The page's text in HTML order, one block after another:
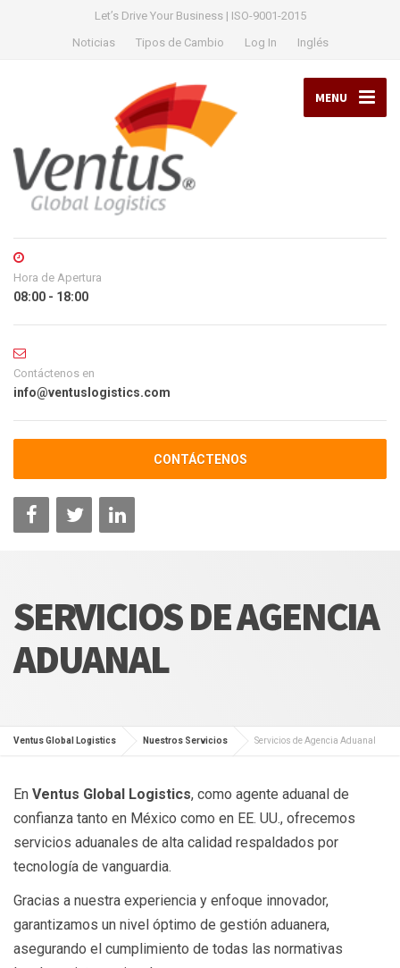
Let’s Drive Your Business | ISO-9001-2015
Noticias
Tipos de Cambio Log In Inglés
MENU
Hora de Apertura
08:00 - 18:00
Contáctenos en
info@ventuslogistics.com
CONTÁCTENOS
SERVICIOS DE AGENCIA
ADUANAL
Ventus Global Logistics Nuestros Servicios Servicios de Agencia Aduanal
En Ventus Global Logistics, como agente aduanal de
confianza tanto en México como en EE. UU., ofrecemos
servicios aduanales de alta calidad respaldados por
tecnología de vanguardia.
Gracias a nuestra experiencia y enfoque innovador,
garantizamos un nivel óptimo de gestión aduanera,
asegurando el cumplimiento de todas las normativas